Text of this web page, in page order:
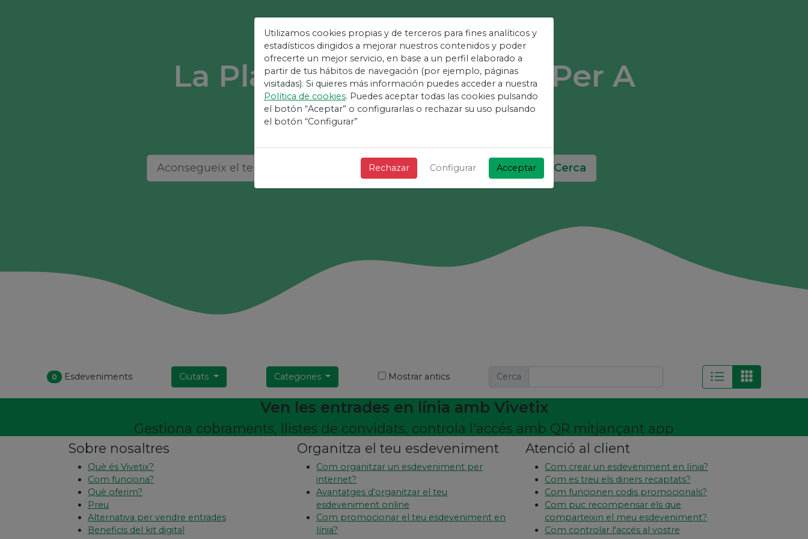
La Plataforma Més Fàcil Per A
Esdeveniments
Cerca
0 Esdeveniments Ciutats Categories Mostrar antics Cerca
Ven les entrades en línia amb Vivetix
Gestiona cobraments, llistes de convidats, controla l'accés amb QR mitjançant app
Sobre nosaltres
Què és Vivetix?
Com funciona?
Què oferim?
Preu
Alternativa per vendre entrades
Beneficis del kit digital
Organitza el teu esdeveniment
Com organitzar un esdeveniment per
internet?
Avantatges d'organitzar el teu
esdeveniment online
Com promocionar el teu esdeveniment en
línia?
Atenció al client
Com crear un esdeveniment en línia?
Com es treu els diners recaptats?
Com funcionen codis promocionals?
Com puc recompensar els que
comparteixin el meu esdeveniment?
Com controlar l'accés al vostre
Utilizamos cookies propias y de terceros para fines analíticos y
estadísticos dirigidos a mejorar nuestros contenidos y poder
ofrecerte un mejor servicio, en base a un perfil elaborado a
partir de tus hábitos de navegación (por ejemplo, páginas
visitadas). Si quieres más información puedes acceder a nuestra
Política de cookies. Puedes aceptar todas las cookies pulsando
el botón “Aceptar” o configurarlas o rechazar su uso pulsando
el botón “Configurar”
Rechazar Configurar Acceptar